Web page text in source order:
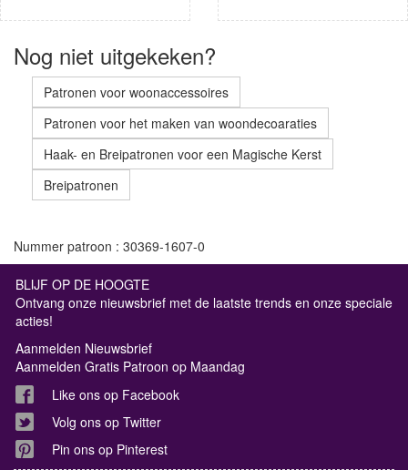
Nog niet uitgekeken?
Patronen voor woonaccessoires
Patronen voor het maken van woondecoaraties
Haak- en Breipatronen voor een Magische Kerst
Breipatronen
Nummer patroon : 30369-1607-0
BLIJF OP DE HOOGTE
Ontvang onze nieuwsbrief met de laatste trends en onze speciale
acties!
Aanmelden Nieuwsbrief
Aanmelden Gratis Patroon op Maandag
Like ons op Facebook
Volg ons op Twitter
Pin ons op Pinterest